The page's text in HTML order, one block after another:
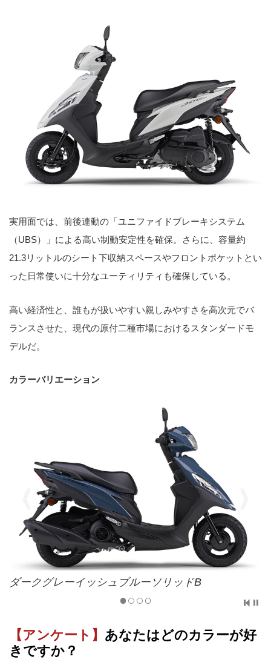
実用面では、前後連動の「ユニファイドブレーキシステム
（UBS）」による高い制動安定性を確保。さらに、容量約
21.3リットルのシート下収納スペースやフロントポケットとい
った日常使いに十分なユーティリティも確保している。
高い経済性と、誰もが扱いやすい親しみやすさを高次元でバ
ランスさせた、現代の原付二種市場におけるスタンダードモ
デルだ。
カラーバリエーション
ダークグレーイッシュブルーソリッドB
【アンケート】 あなたはどのカラーが好
きですか？